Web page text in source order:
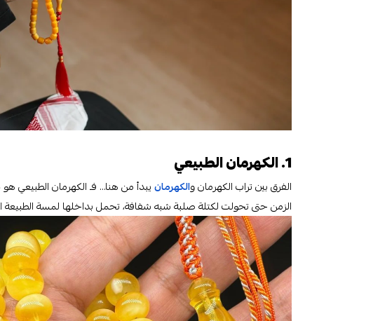
1. الكهرمان الطبيعي
الفرق بين تراب الكهرمان والكهرمانيبدأ من هنا… فـ الكهرمان
الزمن حتى تحولت لكتلة صلبة شبه شفافة، تحمل بداخلها لمسة الطبيعة